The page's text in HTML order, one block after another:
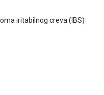
iritabilnog creva (IBS)